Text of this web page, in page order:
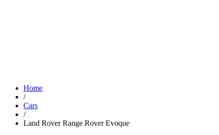
Home
/
Cars
/
Land Rover Range Rover Evoque